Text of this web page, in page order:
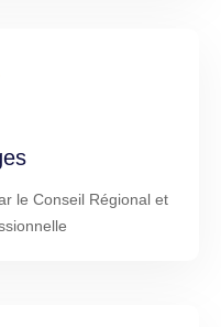
le Conseil Régional et